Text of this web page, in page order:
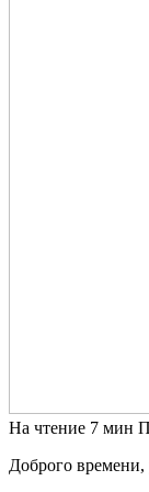
На чтение 7 мин
Доброго